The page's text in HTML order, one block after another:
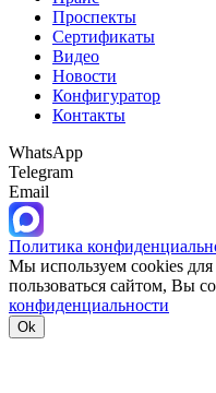
Проспекты
Сертификаты
Видео
Новости
Конфигуратор
Контакты
WhatsApp
Telegram
Email
Политика
Мы используем cookies
пользоваться сайтом, Вы
конфиденциальности
Ok